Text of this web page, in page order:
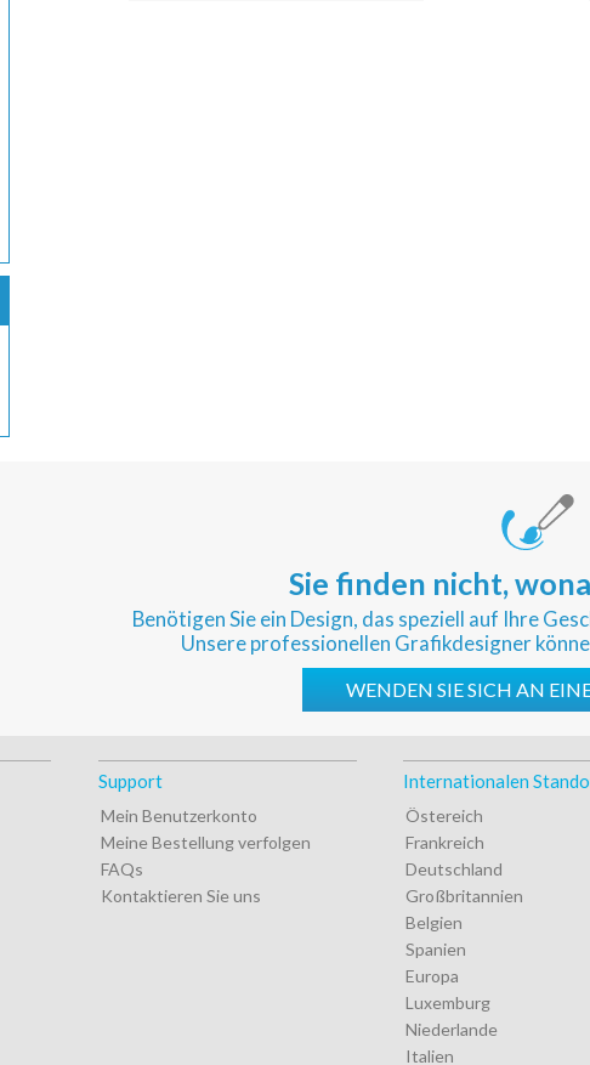
Sie finden nicht,
Benötigen Sie ein Design, das speziell auf Ihre
Unsere professionellen Grafikdesigner
WENDEN SIE SICH AN
Support
Mein Benutzerkonto
Meine Bestellung verfolgen
FAQs
Kontaktieren Sie uns
Internationalen
Östereich
Frankreich
Deutschland
Großbritannien
Belgien
Spanien
Europa
Luxemburg
Niederlande
Italien